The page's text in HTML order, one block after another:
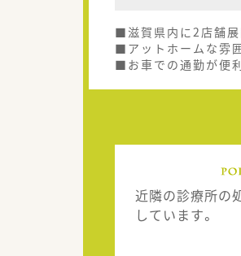
■滋賀県内に2店舗展
■アットホームな雰
■お車での通勤が便利
近隣の診療所の
しています。